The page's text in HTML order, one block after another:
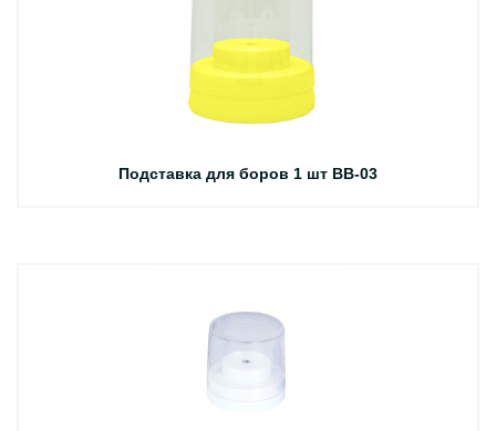
Подставка для боров 1 шт BB-03